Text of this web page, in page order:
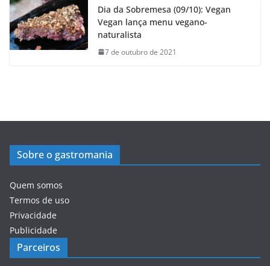
Dia da Sobremesa (09/10): Vegan
Vegan lança menu vegano-
naturalista
7 de outubro de 2021
Sobre o gastromania
Quem somos
Termos de uso
Privacidade
Publicidade
Parceiros